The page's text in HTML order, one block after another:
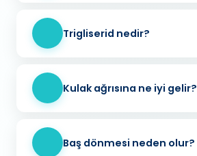
Trigliserid nedir?
Kulak ağrısına ne iyi gelir?
Baş dönmesi neden olur?